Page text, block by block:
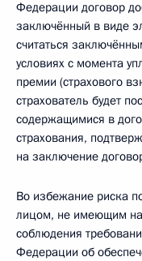
Федерации договор
заключённый в виде
считаться
условиях с момента
премии (страхового
страхователь будет
содержащимися в
страхования,
на заключение
Во избежание риска
лицом, не имеющим
соблюдения
Федерации об